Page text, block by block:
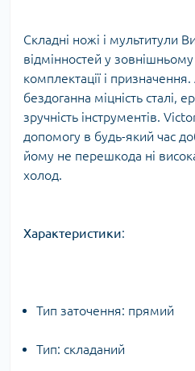
Складні ножі і мультитули
відмінностей у зовнішньому
комплектації і
бездоганна міцність сталі,
зручність інструментів.
допомогу в будь-який час
йому не перешкода ні
холод.
Характеристики:
Тип заточення: прямий
Тип: складаний